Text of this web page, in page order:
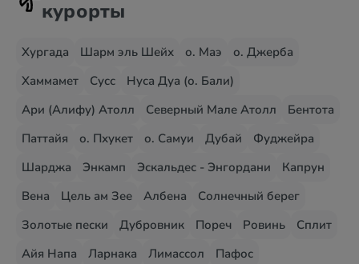
курорты
Хургада Шарм эль Шейх о. Маэ
о. Джерба
Хаммамет
Сусс
Нуса Дуа (о. Бали)
Ари (Алифу) Атолл
Северный Мале Атолл
Бентота
Паттайя
о. Пхукет о. Самуи Дубай
Фуджейра
Шарджа
Энкамп Эскальдес - Энгордани
Капрун
Вена
Цель ам Зее Албена
Солнечный берег
Золотые пески
Дубровник Пореч Ровинь
Сплит
Айя Напа
Ларнака Лимассол
Пафос